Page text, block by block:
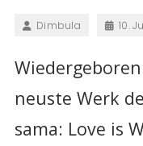
Dimbula 10.
neuste Werk
sama: Love is